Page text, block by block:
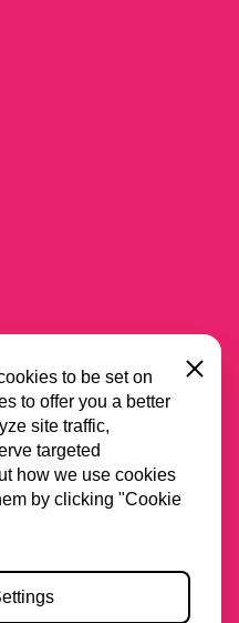
to be set on
to offer you a better
site traffic,
targeted
how we use cookies
by clicking "Cookie
Close